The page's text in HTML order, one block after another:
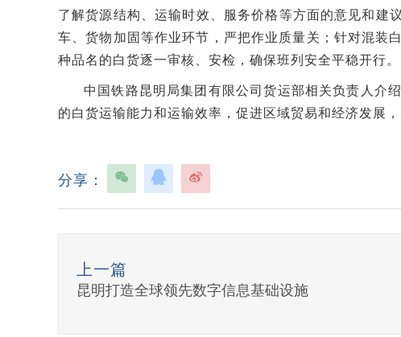
了解货源结构、运输时效、服务价格等方面的意见和建
车、货物加固等作业环节，严把作业质量关；针对混装
种品名的白货逐一审核、安检，确保班列安全平稳开行。
中国铁路昆明局集团有限公司货运部相关负责人介
的白货运输能力和运输效率，促进区域贸易和经济发展
分享：
上一篇
昆明打造全球领先数字信息基础设施